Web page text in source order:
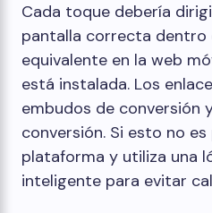
Cada toque debería
pantalla correcta dentro
equivalente en la web
está instalada. Los
embudos de conversión
conversión. Si esto no
plataforma y utiliza una
inteligente para evitar